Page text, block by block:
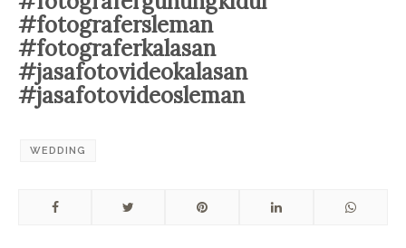
#fotografersleman
#fotograferkalasan
#jasafotovideokalasan
#jasafotovideosleman
WEDDING